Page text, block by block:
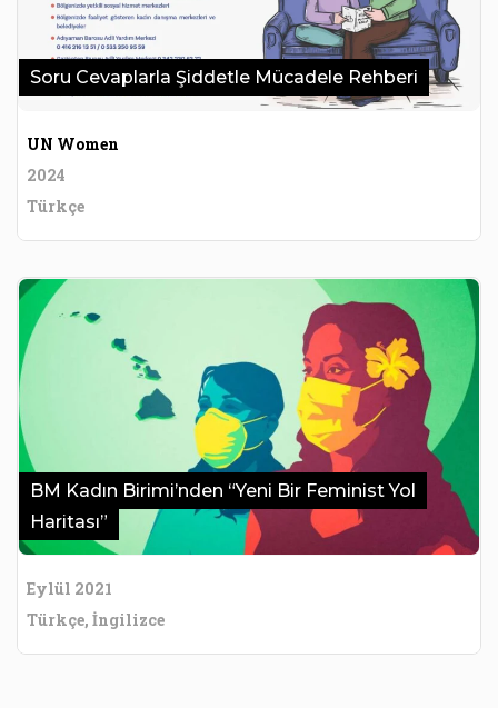
Soru Cevaplarla Şiddetle Mücadele Rehberi
UN Women
2024
Türkçe
BM Kadın Birimi’nden “Yeni Bir Feminist Yol
Haritası”
Eylül 2021
Türkçe, İngilizce